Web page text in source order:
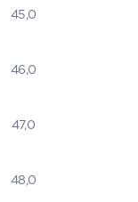
45,0
46,0
47,0
48,0